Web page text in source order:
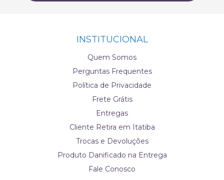
INSTITUCIONAL
Quem Somos
Perguntas Frequentes
Política de Privacidade
Frete Grátis
Entregas
Cliente Retira em Itatiba
Trocas e Devoluções
Produto Danificado na Entrega
Fale Conosco